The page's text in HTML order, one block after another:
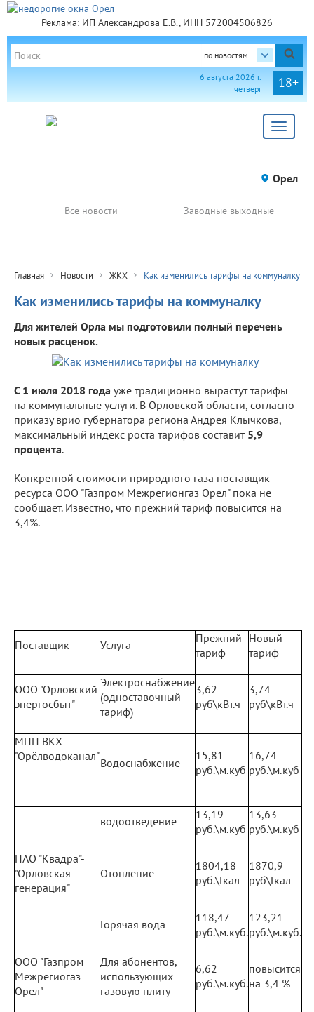
Реклама: ИП Александрова Е.В., ИНН 572004506826
по новостям
18+
6 августа 2026 г.
четверг
Toggle
Орел
Все новости Заводные выходные
Главная Новости ЖКХ Как изменились тарифы на коммуналку
Как изменились тарифы на коммуналку
Для жителей Орла мы подготовили полный перечень
новых расценок.
С 1 июля 2018 года уже традиционно вырастут тарифы
на коммунальные услуги. В Орловской области, согласно
приказу врио губернатора региона Андрея Клычкова,
максимальный индекс роста тарифов составит 5,9
процента.
Конкретной стоимости природного газа поставщик
ресурса ООО "Газпром Межрегионгаз Орел" пока не
сообщает. Известно, что прежний тариф повысится на
3,4%.
Поставщик Услуга
Прежний
тариф
Новый
тариф
ООО "Орловский
энергосбыт"
Электроснабжение
(одноставочный
тариф)
3,62
руб\кВт.ч
3,74
руб\кВт.ч
МПП ВКХ
"Орёлводоканал"Водоснабжение
15,81
руб.\м.куб
16,74
руб.\м.куб
водоотведение
13,19
руб.\м.куб
13,63
руб.\м.куб
ПАО "Квадра"-
"Орловская
генерация"
Отопление
1804,18
руб.\Гкал
1870,9
руб\Гкал
Горячая вода
118,47
руб.\м.куб.
123,21
руб.\м.куб.
ООО "Газпром
Межрегиогаз
Орел"
Для абонентов,
использующих
газовую плиту
6,62
руб.\м.куб.
повысится
на 3,4 %